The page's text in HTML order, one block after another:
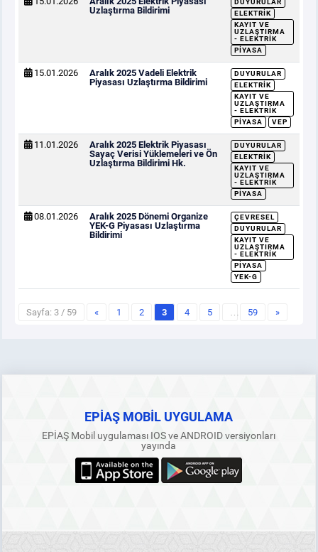
Uzlaştırma Bildirimi
DUYURULAR
ELEKTRIK
KAYIT VE
UZLAŞTIRMA
- ELEKTRIK
PIYASA
15.01.2026
Aralık 2025 Vadeli Elektrik
Piyasası Uzlaştırma Bildirimi
DUYURULAR
ELEKTRIK
KAYIT VE
UZLAŞTIRMA
- ELEKTRIK
PIYASA
VEP
11.01.2026
Aralık 2025 Elektrik Piyasası
Sayaç Verisi Yüklemeleri ve Ön
Uzlaştırma Bildirimi Hk.
DUYURULAR
ELEKTRIK
KAYIT VE
UZLAŞTIRMA
- ELEKTRIK
PIYASA
08.01.2026
Aralık 2025 Dönemi Organize
YEK-G Piyasası Uzlaştırma
Bildirimi
ÇEVRESEL
DUYURULAR
KAYIT VE
UZLAŞTIRMA
- ELEKTRIK
PIYASA
YEK-G
Sayfa: 3 / 59 « 1 2 3 4 5 … 59 »
EPİAŞ MOBİL UYGULAMA
EPİAŞ Mobil uygulaması IOS ve ANDROID versiyonları
yayında